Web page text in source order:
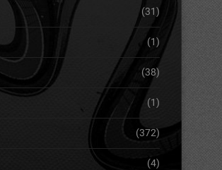
(31)
(1)
(38)
(1)
(372)
(4)